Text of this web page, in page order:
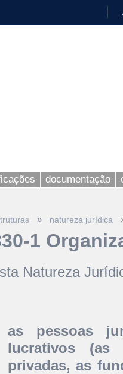
documentação
» natureza jurídica
1
Natureza
as pessoas
lucrativos (as
privadas, as